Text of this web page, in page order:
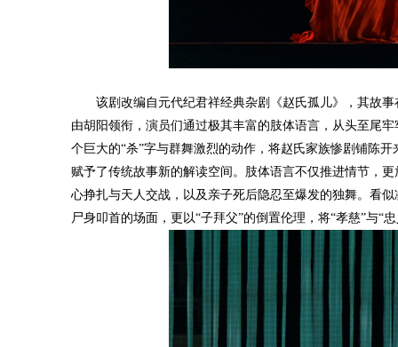
该剧改编自元代纪君祥经典杂剧《赵氏孤儿》，其故
由胡阳领衔，演员们通过极其丰富的肢体语言，从头至尾
个巨大的“杀”字与群舞激烈的动作，将赵氏家族惨剧铺陈
赋予了传统故事新的解读空间。肢体语言不仅推进情节，
心挣扎与天人交战，以及亲子死后隐忍至爆发的独舞。看
尸身叩首的场面，更以“子拜父”的倒置伦理，将“孝慈”与“